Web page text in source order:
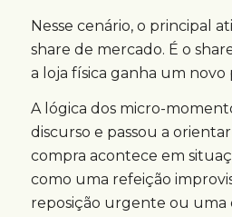
Nesse cenário, o principal
share de mercado. É o
a loja física ganha um novo
A lógica dos micro-
discurso e passou a
compra acontece em
como uma refeição
reposição urgente ou uma